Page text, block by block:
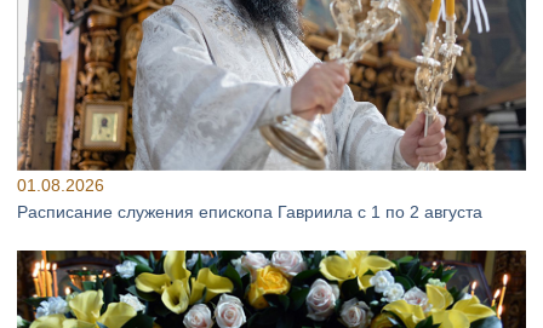
01.08.2026
Расписание служения епископа Гавриила с 1 по 2 августа